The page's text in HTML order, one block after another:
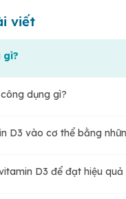
viết
gì?
dụng gì?
xương chắc khỏe
D3 vào cơ thể bằng
D3 để đạt hiệu